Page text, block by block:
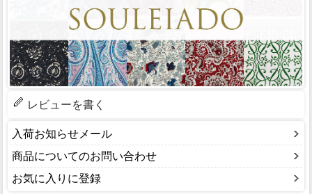
レビューを書く
入荷お知らせメール
商品についてのお問い合わせ
お気に入りに登録